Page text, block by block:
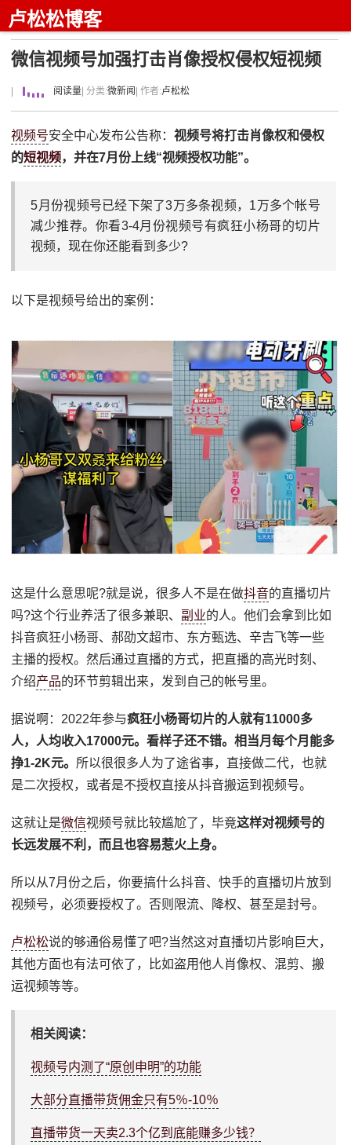
卢松松博客
微信视频号加强打击肖像授权侵权短视频
阅读量 | 分类:微新闻 | 作者:卢松松
视频号安全中心发布公告称：视频号将打击肖像权和侵权
的短视频，并在7月份上线“视频授权功能”。
5月份视频号已经下架了3万多条视频，1万多个帐号
减少推荐。你看3-4月份视频号有疯狂小杨哥的切片
视频，现在你还能看到多少?
以下是视频号给出的案例：
这是什么意思呢?就是说，很多人不是在做抖音的直播切片
吗?这个行业养活了很多兼职、 副业的人。他们会拿到比如
抖音疯狂小杨哥、郝劭文超市、东方甄选、辛吉飞等一些
主播的授权。然后通过直播的方式，把直播的高光时刻、
介绍产品的环节剪辑出来，发到自己的帐号里。
据说啊：2022年参与疯狂小杨哥切片的人就有11000多
人，人均收入17000元。看样子还不错。相当月每个月能多
挣1-2K元。 所以很很多人为了途省事，直接做二代，也就
是二次授权，或者是不授权直接从抖音搬运到视频号。
这就让是微信视频号就比较尴尬了，毕竟这样对视频号的
长远发展不利，而且也容易惹火上身。
所以从7月份之后，你要搞什么抖音、快手的直播切片放到
视频号，必须要授权了。否则限流、降权、甚至是封号。
卢松松说的够通俗易懂了吧?当然这对直播切片影响巨大，
其他方面也有法可依了，比如盗用他人肖像权、混剪、搬
运视频等等。
相关阅读：
视频号内测了“原创申明”的功能
大部分直播带货佣金只有5％-10％
直播带货一天卖2.3个亿到底能赚多少钱？